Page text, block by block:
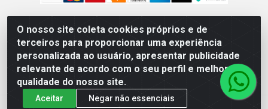
O nosso site coleta cookies próprios e de
terceiros para proporcionar uma experiência
personalizada ao usuário, apresentar publicidade
relevante de acordo com o seu perfil e melhorar a
qualidade do nosso site.
Aceitar Negar não essenciais
Novesete Distribuidora LTDA - Avenida Setecentos, S/N,
Terminal Intermodal da Serra, Serra/ES - CEP 29161-414 -
CNPJ 29.479.604/0001-44